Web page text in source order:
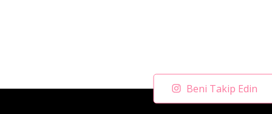
Beni Takip Edin